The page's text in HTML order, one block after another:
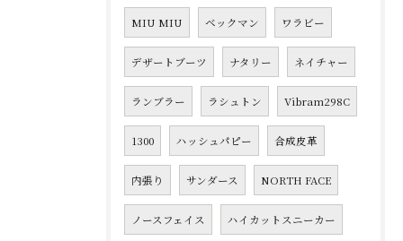
MIU MIU ベックマン ワラビー
デザートブーツ ナタリー ネイチャー
ランブラー ラシュトン Vibram298C
1300 ハッシュパピー 合成皮革
内張り サンダース NORTH FACE
ノースフェイス ハイカットスニーカー